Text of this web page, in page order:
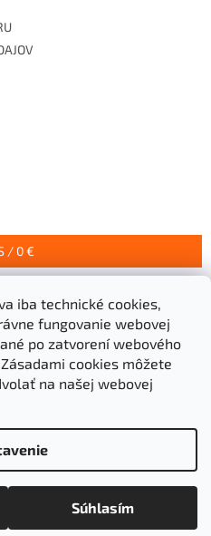
iba technické cookies,
fungovanie webovej
po zatvorení webového
cookies môžete
na našej webovej
Súhlasím
/ 0 €
Grigeľ s.r.o.
nastavenie cookies